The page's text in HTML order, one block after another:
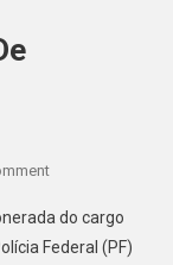
On
Do
Detran-
do cargo
Federal (PF)